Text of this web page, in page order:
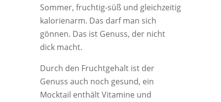
Sommer, fruchtig-süß und gleichzeitig
kalorienarm. Das darf man sich
gönnen. Das ist Genuss, der nicht
dick macht.
Durch den Fruchtgehalt ist der
Genuss auch noch gesund, ein
Mocktail enthält Vitamine und